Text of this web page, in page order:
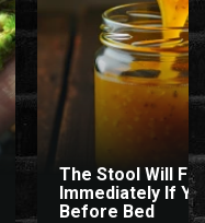
The Stool Will Fly
Immediately If
Before Bed